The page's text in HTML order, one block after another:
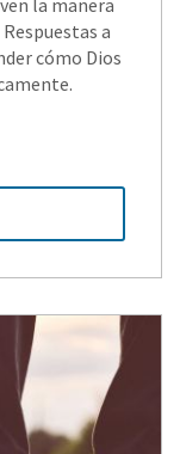
a
cómo Dios